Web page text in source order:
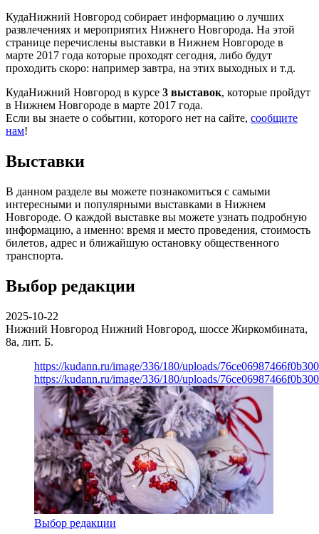
КудаНижний Новгород собирает информацию о лучших
развлечениях и мероприятих Нижнего Новгорода. На этой
странице перечислены выставки в Нижнем Новгороде в
марте 2017 года которые проходят сегодня, либо будут
проходить скоро: например завтра, на этих выходных и т.д.
КудаНижний Новгород в курсе 3 выставок, которые пройдут
в Нижнем Новгороде в марте 2017 года.
Если вы знаете о событии, которого нет на сайте, сообщите
нам!
Выставки
В данном разделе вы можете познакомиться с самыми
интересными и популярными выставками в Нижнем
Новгороде. О каждой выставке вы можете узнать подробную
информацию, а именно: время и место проведения, стоимость
билетов, адрес и ближайшую остановку общественного
транспорта.
Выбор редакции
2025-10-22
Нижний Новгород Нижний Новгород, шоссе Жиркомбината,
8а, лит. Б.
https://kudann.ru/image/336/180/uploads/
https://kudann.ru/image/336/180/uploads/
Выбор редакции